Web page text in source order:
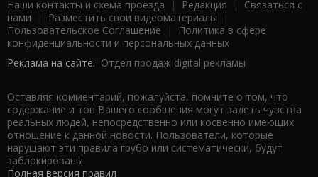
Наши контакты и схема проезда | Редакция | Связаться с
нами | Разместить свои видеоматериалы |
Пользовательское Соглашение |
Политика в сфере
конфиденциальности и персональных данных
Реклама на сайте: Отдел продаж digital рекламы
Оставляя комментарий, пожалуйста, помните о том, что
содержание и тон Вашего сообщения могут задеть чувства
реальных людей, непосредственно или косвенно имеющих
отношение к данной новости. Пользователи, которые
нарушают эти правила грубо или систематически, будут
заблокированы.
Полная версия правил